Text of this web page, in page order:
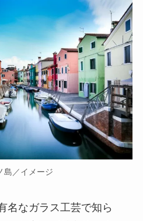
島／イメージ
名なガラス工芸で知ら